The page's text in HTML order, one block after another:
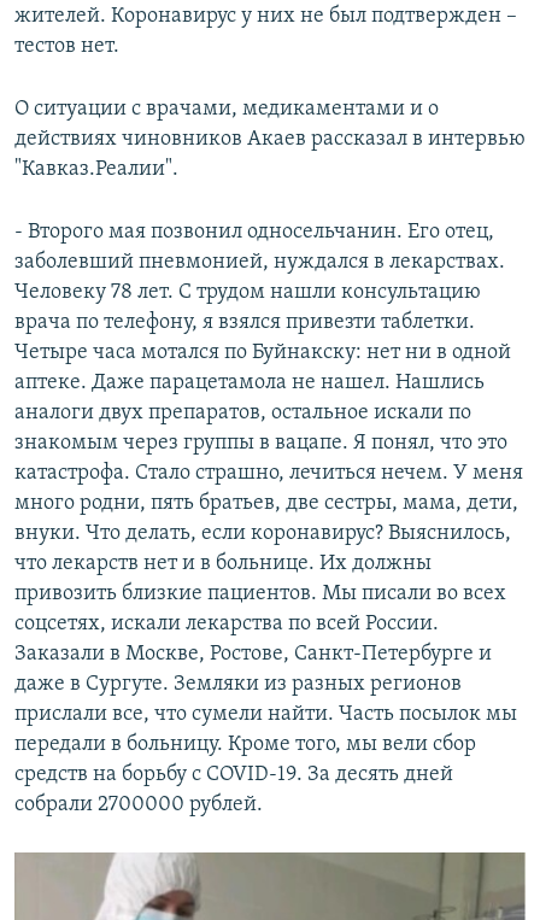
жителей. Коронавирус у них не был подтвержден –
тестов нет.
О ситуации с врачами, медикаментами и о
действиях чиновников Акаев рассказал в интервью
"Кавказ.Реалии".
- Второго мая позвонил односельчанин. Его отец,
заболевший пневмонией, нуждался в лекарствах.
Человеку 78 лет. С трудом нашли консультацию
врача по телефону, я взялся привезти таблетки.
Четыре часа мотался по Буйнакску: нет ни в одной
аптеке. Даже парацетамола не нашел. Нашлись
аналоги двух препаратов, остальное искали по
знакомым через группы в вацапе. Я понял, что это
катастрофа. Стало страшно, лечиться нечем. У меня
много родни, пять братьев, две сестры, мама, дети,
внуки. Что делать, если коронавирус? Выяснилось,
что лекарств нет и в больнице. Их должны
привозить близкие пациентов. Мы писали во всех
соцсетях, искали лекарства по всей России.
Заказали в Москве, Ростове, Санкт-Петербурге и
даже в Сургуте. Земляки из разных регионов
прислали все, что сумели найти. Часть посылок мы
передали в больницу. Кроме того, мы вели сбор
средств на борьбу с COVID-19. За десять дней
собрали 2700000 рублей.